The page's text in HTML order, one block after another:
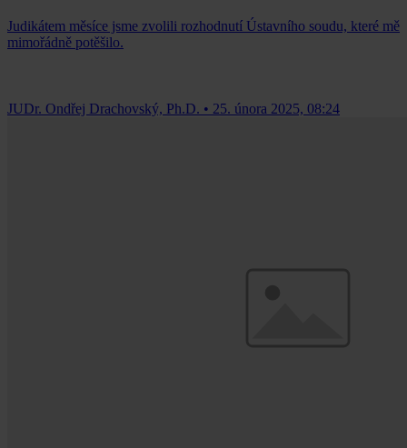
Judikátem měsíce jsme zvolili rozhodnutí Ústavního soudu, které mě
mimořádně potěšilo.
JUDr. Ondřej Drachovský, Ph.D. • 25. února 2025, 08:24